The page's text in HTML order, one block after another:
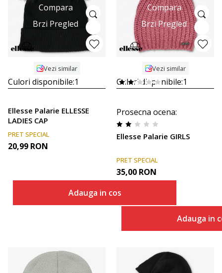
Compara
Brzi Pregled
Vezi similar
Culori disponibile:1
Ellesse Palarie ELLESSE
LADIES CAP
PRET SPECIAL
20,99 RON
Adauga in cos
Compara
Brzi Pregled
Vezi similar
Culori disponibile:1
Prosecna ocena:
Ellesse Palarie GIRLS
PRET SPECIAL
35,00 RON
Adauga in